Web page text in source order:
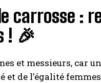
carrosse :
! 🎉
et messieurs, car
de l’égalité